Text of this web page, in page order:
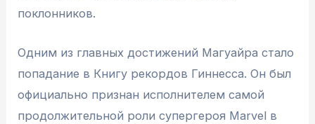
поклонников.
Одним из главных достижений Магуайра стало
попадание в Книгу рекордов Гиннесса. Он был
официально признан исполнителем самой
продолжительной роли супергероя Marvel в